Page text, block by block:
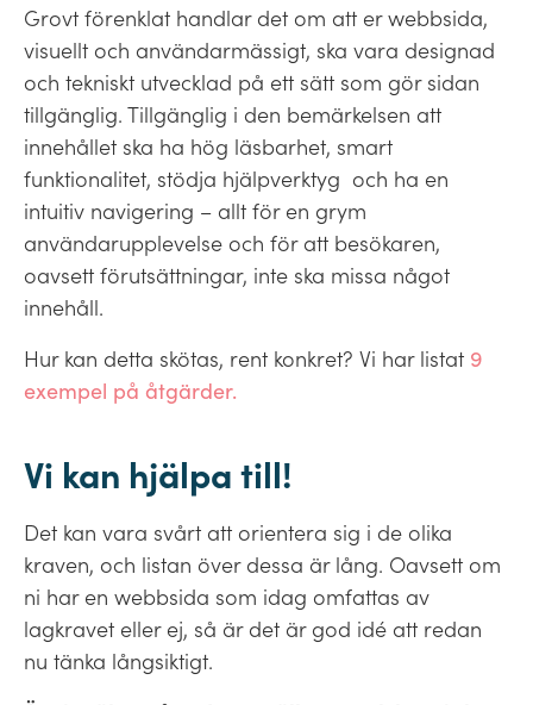
Grovt förenklat handlar det om att er webbsida,
visuellt och användarmässigt, ska vara designad
och tekniskt utvecklad på ett sätt som gör sidan
tillgänglig. Tillgänglig i den bemärkelsen att
innehållet ska ha hög läsbarhet, smart
funktionalitet, stödja hjälpverktyg och ha en
intuitiv navigering – allt för en grym
användarupplevelse och för att besökaren,
oavsett förutsättningar, inte ska missa något
innehåll.
Hur kan detta skötas, rent konkret? Vi har listat 9
exempel på åtgärder.
Vi kan hjälpa till!
Det kan vara svårt att orientera sig i de olika
kraven, och listan över dessa är lång. Oavsett om
ni har en webbsida som idag omfattas av
lagkravet eller ej, så är det är god idé att redan
nu tänka långsiktigt.